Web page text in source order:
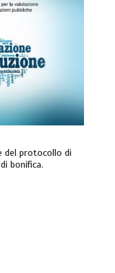
del protocollo di
bonifica.